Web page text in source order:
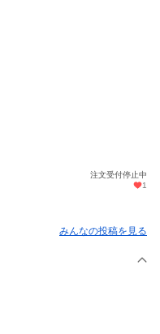
注文受付停止中
1
みんなの投稿を見る